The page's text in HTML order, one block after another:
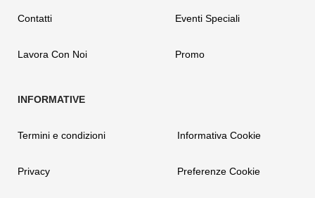
Contatti
Lavora Con Noi
Eventi Speciali
Promo
Termini e condizioni
Privacy
Informativa Cookie
Preferenze Cookie